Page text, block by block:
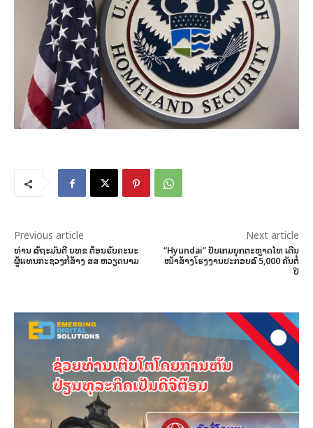
Previous article
ທ່ານ ລັດຖະມົນຕີ ຍທຂ ຕ້ອນຮັບຄະນະ
ຜູ້ແທນກະຊວງກໍ່ສ້າງ ສສ ຫວຽດນາມ
Next article
“Hyundai” ປັບເກມບຸກຕະຫຼາດໄທ ເດີນ
ໜ້າສ້າງໂຮງງານປະກອບລົດ 5,000 ຄັນຕໍ່
ປີ